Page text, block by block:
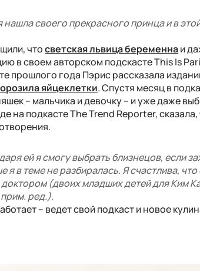
своего прекрасного принца и в
чтосветская львица беременнаи
в своем авторском подскасте This Is
прошлого года Пэрис рассказала
яйцеклетки. Спустя месяц в
– мальчика и девочку – и уже даже
на подкасте The Trend Reporter, сказала,
ей я смогу выбрать близнецов, если
в теме не разбиралась. Я счастлива,
(двоих младших детей для Ким
ред.).
– ведет свой подкаст и новое